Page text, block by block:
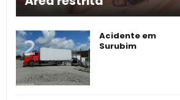
Acidente em
Surubim